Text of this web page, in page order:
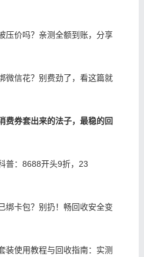
压价吗？亲测全额到账，分享
微信花？别费劲了，看这篇就
费券套出来的法子，最稳的回
普：8688开头9折，23
绑卡包？别扔！畅回收安全变
装使用教程与回收指南：实测